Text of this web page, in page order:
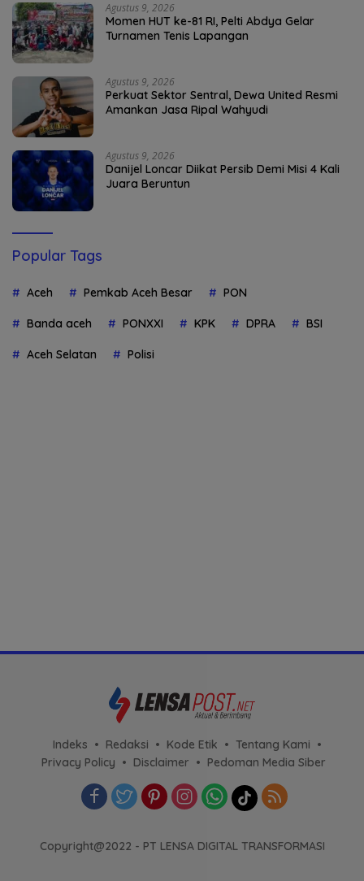
Agustus 9, 2026
Momen HUT ke-81 RI, Pelti Abdya Gelar
Turnamen Tenis Lapangan
Agustus 9, 2026
Perkuat Sektor Sentral, Dewa United Resmi
Amankan Jasa Ripal Wahyudi
Agustus 9, 2026
Danijel Loncar Diikat Persib Demi Misi 4 Kali
Juara Beruntun
Popular Tags
Aceh Pemkab Aceh Besar PON
Banda aceh PONXXI KPK DPRA BSI
Aceh Selatan Polisi
Indeks Redaksi Kode Etik
Tentang Kami
Privacy Policy
Disclaimer Pedoman Media Siber
Copyright@2022 - PT LENSA DIGITAL TRANSFORMASI